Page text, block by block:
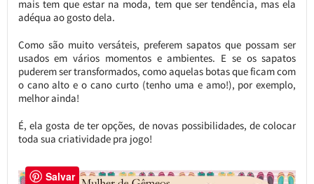
mais tem que estar na moda, tem que ser tendência, mas ela
adéqua ao gosto dela.
Como são muito versáteis, preferem sapatos que possam ser
usados em vários momentos e ambientes. E se os sapatos
puderem ser transformados, como aquelas botas que ficam com
o cano alto e o cano curto (tenho uma e amo!), por exemplo,
melhor ainda!
É, ela gosta de ter opções, de novas possibilidades, de colocar
toda sua criatividade pra jogo!
Salvar